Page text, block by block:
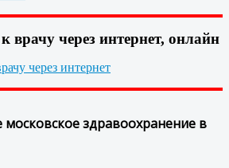
врачу через интернет, онлайн
здравоохранение в